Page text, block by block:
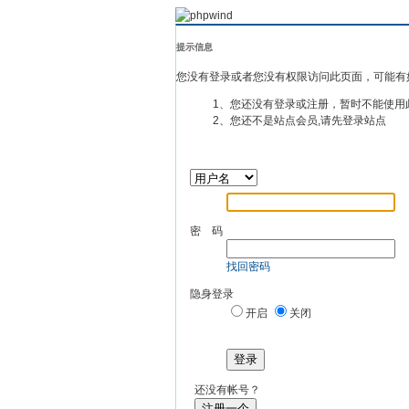
提示信息
您没有登录或者您没有权限访问此页面，可能有
1、您还没有登录或注册，暂时不能使用
2、您还不是站点会员,请先登录站点
密 码
找回密码
隐身登录
开启
关闭
登录
还没有帐号？